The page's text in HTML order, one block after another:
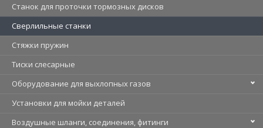
Станок для проточки тормозных дисков
Сверлильные станки
Стяжки пружин
Тиски слесарные
Оборудование для выхлопных газов
Установки для мойки деталей
Воздушные шланги, соединения, фитинги